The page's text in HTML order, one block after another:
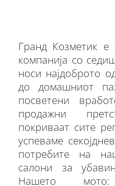
Гранд Козметик е
компанија со
носи најдоброто
до домашниот
посветени
продажни
покриваат сите
успеваме
потребите на
салони за
Нашето мото: